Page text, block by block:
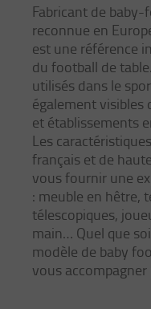
Fabricant de
reconnue en
est une référence
du football de
utilisés dans le
également visibles
et établissements
Les
français et de
vous fournir une
: meuble en hêtre,
télescopiques,
main… Quel que
modèle de baby
vous